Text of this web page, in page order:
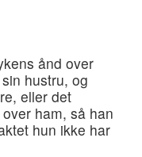
ånd over
hustru, og
eller det
ham, så han
hun ikke har